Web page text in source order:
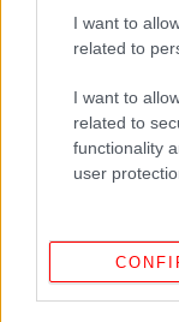
I want to
related to
I want to
related to
functionality
user